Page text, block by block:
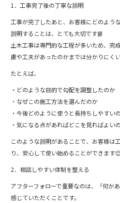
1．工事完了後の丁寧な説明
工事が完了したあと、お客様にどのよう
説明することは、とても大切です📘
土木工事は専門的な工程が多いため、完
慮や工夫があったのかまでは分かりにく
たとえば、
・どのような目的で勾配を調整したのか
・なぜこの施工方法を選んだのか
・今後どのように使うと長持ちしやすい
・気になる点があればどこを見ればよい
このような説明があることで、お客様は
り、安心して使い始めることができます
2．相談しやすい体制を整える
アフターフォローで重要なのは、「何か
感じていただくことです。